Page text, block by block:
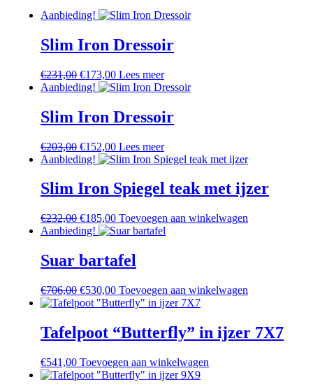
Aanbieding!
Slim Iron Dressoir
€231,00 Oorspronkelijke
prijs
€231,00.
€173,00 Huidige
prijs
€173,00.
Lees meer
Aanbieding!
Slim Iron Dressoir
€203,00 Oorspronkelijke
prijs
€203,00.
€152,00 Huidige
prijs
€152,00.
Lees meer
Aanbieding!
Slim Iron Spiegel teak met ijzer
€232,00 Oorspronkelijke
prijs
€232,00.
€185,00 Huidige
prijs
€185,00.
Toevoegen aan winkelwagen
Aanbieding!
Suar bartafel
€706,00 Oorspronkelijke
prijs
€706,00.
€530,00 Huidige
prijs
€530,00.
Toevoegen aan winkelwagen
Tafelpoot “Butterfly” in ijzer 7X7
€541,00 Toevoegen aan winkelwagen